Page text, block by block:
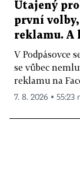
Utajený
první
reklamu. A
V Podpásovce
se vůbec
reklamu na
7. 8. 2026 ▪ 55:23